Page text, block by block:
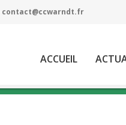
contact@ccwarndt.fr
ACCUEIL